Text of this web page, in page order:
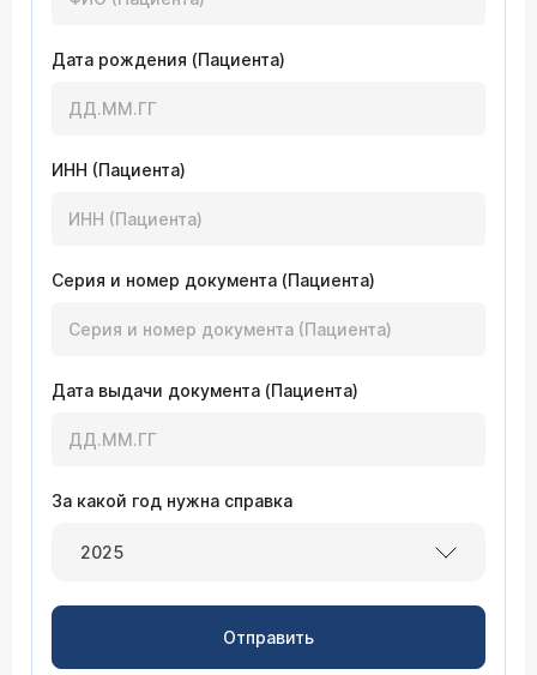
Дата рождения (Пациента)
ИНН (Пациента)
Серия и номер документа (Пациента)
Дата выдачи документа (Пациента)
За какой год нужна справка
2025
Отправить